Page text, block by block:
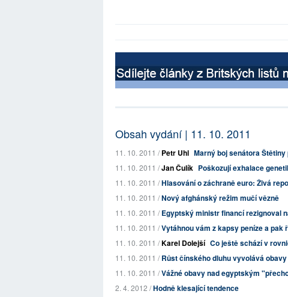
Obsah vydání | 11. 10. 2011
11. 10. 2011 /Petr Uhl Marný boj senátora Štětiny
11. 10. 2011 /Jan Čulík Poškozují exhalace
11. 10. 2011 /Hlasování o záchraně euro: Živá
11. 10. 2011 /Nový afghánský režim mučí vězně
11. 10. 2011 /Egyptský ministr financí rezignoval
11. 10. 2011 /Vytáhnou vám z kapsy peníze a pak
11. 10. 2011 /Karel Dolejší Co ještě schází v
11. 10. 2011 /Růst čínského dluhu vyvolává
11. 10. 2011 /Vážné obavy nad egyptským
2. 4. 2012 /Hodně klesající tendence